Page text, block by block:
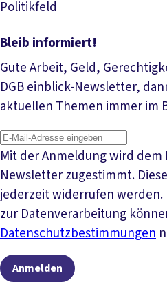
Politikfeld
Mehr lesen
Bleib informiert!
Gute Arbeit, Geld,
DGB einblick-Newsletter,
aktuellen Themen immer im
Mit der Anmeldung wird
Newsletter zugestimmt.
jederzeit widerrufen
zur Datenverarbeitung
Datenschutzbestimmungen
Anmelden